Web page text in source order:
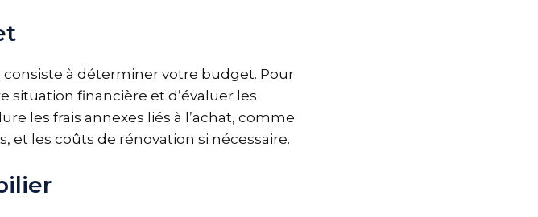
consiste à déterminer votre budget. Pour
situation financière et d’évaluer les
les frais annexes liés à l’achat, comme
et les coûts de rénovation si nécessaire.